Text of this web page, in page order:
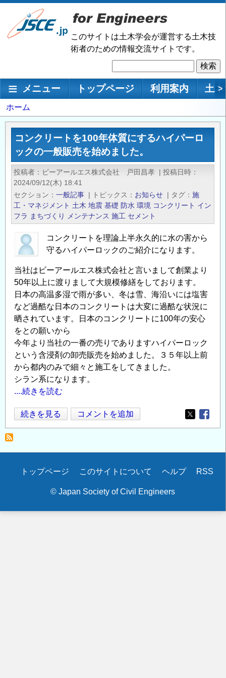
メ
ン
移
このサイトは土木学会が運営する土木技
術者のための情報交流サイトです。
索
メインナビゲーション
メニュー トップページ 利用案内 土 >
パ
ン
ホーム
コンクリートを100年体質にするハイパーロ
ックの一般販売を始めました。
投稿者 ビーアールエス株式会社 戸田昌孝 | 投稿日時
2024/09/12(木) 18:41
セクション
一般記事 | トピックス お知らせ | タグ
施
工・マネジメント 土木 地震 基礎 防水 環境 コンクリート イン
フラ まちづくり メンテナンス 施工 セメント
コンクリートを理論上半永久的に水の害から
守るハイパーロックのご紹介になります。
当社はビーアールエス株式会社と言いまして創業より
50年以上に渡りまして大規模修繕をしております。
日本の高温多湿で雨が多い、冬は雪、海沿いには塩害
など過酷な日本のコンクリートは大変に過酷な状況に
晒されています。日本のコンクリートに100年の安心
をとの願いから
今年より当社の一番の売りでありますハイパーロック
という含浸剤の卸売販売を始めました。３５年以上前
から都内のみで細々と施工をしてきました。
シラン系になります。
....続きを読む
コ
ン
リ
ト
続きを見る コメントを追加
Opens in
Secondary
トップページ このサイトについて ヘルプ RSS
© Japan Society of Civil Engineers